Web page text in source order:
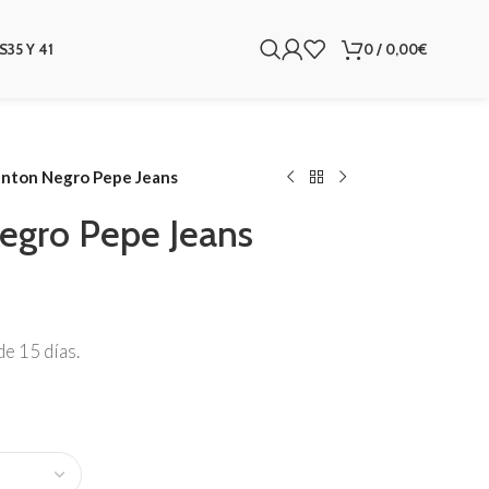
35 Y 41 0/ 0,00€
Negro Pepe Jeans
Pepe Jeans
15 días.